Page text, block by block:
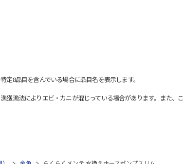
8品目を含んでいる場合に品目名を表示します。
漁法によりエビ・カニが混じっている場合があります。また、